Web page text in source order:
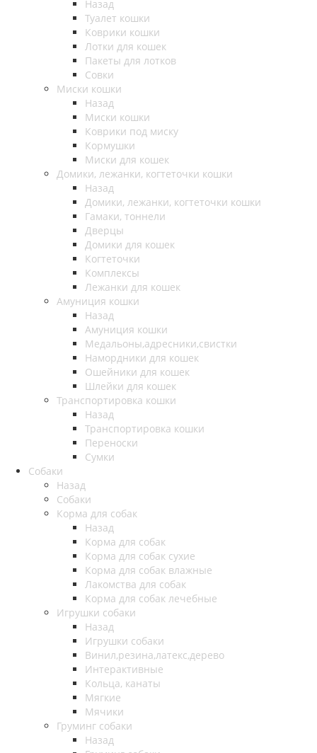
Назад
Туалет кошки
Коврики кошки
Лотки для кошек
Пакеты для лотков
Совки
Миски кошки
Назад
Миски кошки
Коврики под миску
Кормушки
Миски для кошек
Домики, лежанки, когтеточки кошки
Назад
Домики, лежанки, когтеточки кошки
Гамаки, тоннели
Дверцы
Домики для кошек
Когтеточки
Комплексы
Лежанки для кошек
Амуниция кошки
Назад
Амуниция кошки
Медальоны,адресники,свистки
Намордники для кошек
Ошейники для кошек
Шлейки для кошек
Транспортировка кошки
Назад
Транспортировка кошки
Переноски
Сумки
Собаки
Назад
Собаки
Корма для собак
Назад
Корма для собак
Корма для собак сухие
Корма для собак влажные
Лакомства для собак
Корма для собак лечебные
Игрушки собаки
Назад
Игрушки собаки
Винил,резина,латекс,дерево
Интерактивные
Кольца, канаты
Мягкие
Мячики
Груминг собаки
Назад